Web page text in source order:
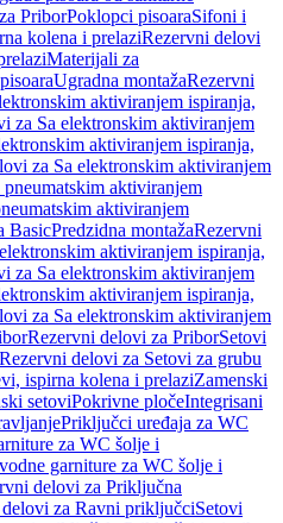
PriborPoklopci pisoaraSifoni i
kolena i prelaziRezervni delovi
Materijali za
Ugradna montažaRezervni
aktiviranjem ispiranja,
za Sa elektronskim aktiviranjem
aktiviranjem ispiranja,
za Sa elektronskim aktiviranjem
pneumatskim aktiviranjem
aktiviranjem
BasicPredzidna montažaRezervni
aktiviranjem ispiranja,
za Sa elektronskim aktiviranjem
aktiviranjem ispiranja,
za Sa elektronskim aktiviranjem
Rezervni delovi za PriborSetovi
Rezervni delovi za Setovi za grubu
ispirna kolena i prelaziZamenski
setoviPokrivne pločeIntegrisani
Priključci uređaja za WC
za WC šolje i
garniture za WC šolje i
delovi za Priključna
za Ravni priključciSetovi